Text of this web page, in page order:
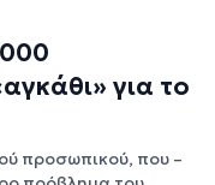
για το
προσωπικού, που –